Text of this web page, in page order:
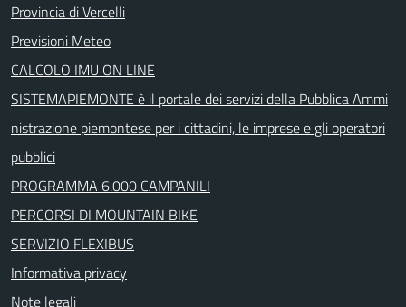
Provincia di Vercelli
Previsioni Meteo
CALCOLO IMU ON LINE
SISTEMAPIEMONTE è il portale dei servizi della Pubblica Ammi
nistrazione piemontese per i cittadini, le imprese e gli operatori
pubblici
PROGRAMMA 6.000 CAMPANILI
PERCORSI DI MOUNTAIN BIKE
SERVIZIO FLEXIBUS
Informativa privacy
Note legali